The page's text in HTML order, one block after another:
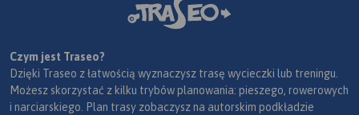
Czym jest Traseo?
Dzięki Traseo z łatwością wyznaczysz trasę wycieczki lub treningu.
Możesz skorzystać z kilku trybów planowania: pieszego, rowerowych
i narciarskiego. Plan trasy zobaczysz na autorskim podkładzie